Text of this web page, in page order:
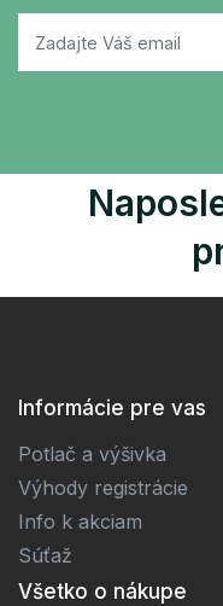
Informácie pre vas
Potlač a výšivka
Výhody registrácie
Info k akciam
Súťaž
Všetko o nákupe